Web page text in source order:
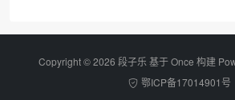
Copyright © 2026 段子乐 基于 Once 构建
鄂ICP备17014901号